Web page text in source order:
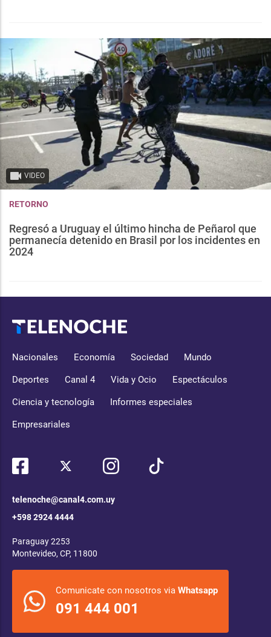
VIDEO
RETORNO
Regresó a Uruguay el último hincha de Peñarol que
permanecía detenido en Brasil por los incidentes en
2024
Nacionales Economía Sociedad Mundo
Deportes Canal 4 Vida y Ocio Espectáculos
Ciencia y tecnología Informes especiales
Empresariales
telenoche@canal4.com.uy
+598 2924 4444
Paraguay 2253
Montevideo, CP, 11800
Comunicate con nosotros via Whatsapp
091 444 001